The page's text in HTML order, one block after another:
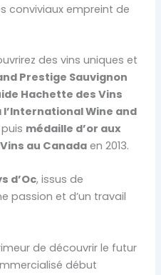
conviviaux empreint de
des vins uniques et
Prestige Sauvignon
Hachette des Vins
Wine and
puis médaille d’or aux
au Canadaen 2013.
d’Oc, issus de
passion et d’un travail
de découvrir le futur
début